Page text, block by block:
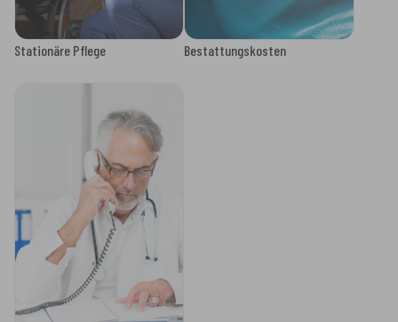
Stationäre Pflege Bestattungskosten